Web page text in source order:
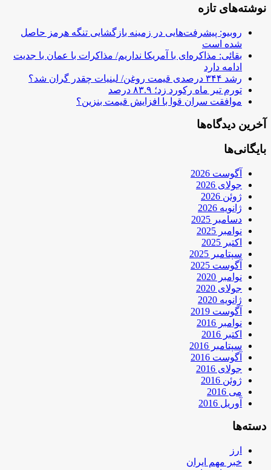
نوشته‌های تازه
روبیو: پیشرفت‌هایی در زمینه بازگشایی تنگه هرمز حاصل
شده است
بقائی: مذاکره‌ای با آمریکا نداریم/ مذاکرات با عمان با جدیت
ادامه دارد
رشد ۳۴۴ درصدی قیمت روغن/ لبنیات چقدر گران شد؟
تورم تیر ماه رکورد زد؛ ۸۳.۹ درصد
موافقت سران قوا با افزایش قیمت بنزین؟
آخرین دیدگاه‌ها
بایگانی‌ها
آگوست 2026
جولای 2026
ژوئن 2026
ژانویه 2026
دسامبر 2025
نوامبر 2025
اکتبر 2025
سپتامبر 2025
آگوست 2025
نوامبر 2020
جولای 2020
ژانویه 2020
آگوست 2019
نوامبر 2016
اکتبر 2016
سپتامبر 2016
آگوست 2016
جولای 2016
ژوئن 2016
می 2016
آوریل 2016
دسته‌ها
ارز
خبر مهم ایران